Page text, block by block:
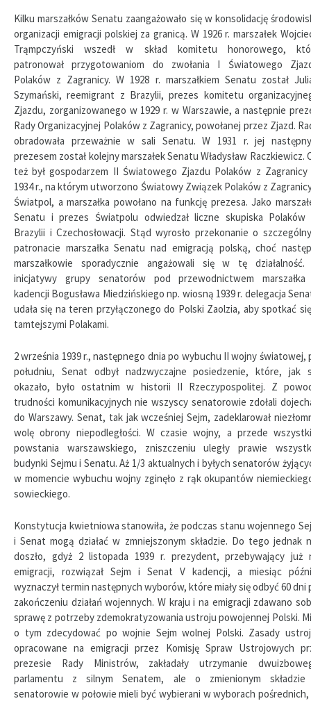
Kilku marszałków Senatu zaangażowało się w konsolidację
organizacji emigracji polskiej za granicą. W 1926 r. marszałek
Trąmpczyński wszedł w skład komitetu honorowego,
patronował przygotowaniom do zwołania I Światowego
Polaków z Zagranicy. W 1928 r. marszałkiem Senatu został
Szymański, reemigrant z Brazylii, prezes komitetu
Zjazdu, zorganizowanego w 1929 r. w Warszawie, a następnie
Rady Organizacyjnej Polaków z Zagranicy, powołanej przez Zjazd.
obradowała przeważnie w sali Senatu. W 1931 r. jej
prezesem został kolejny marszałek Senatu Władysław Raczkiewicz.
też był gospodarzem II Światowego Zjazdu Polaków z
1934 r., na którym utworzono Światowy Związek Polaków z
Światpol, a marszałka powołano na funkcję prezesa. Jako
Senatu i prezes Światpolu odwiedzał liczne skupiska Polaków
Brazylii i Czechosłowacji. Stąd wyrosło przekonanie o
patronacie marszałka Senatu nad emigracją polską, choć
marszałkowie sporadycznie angażowali się w tę
inicjatywy grupy senatorów pod przewodnictwem
kadencji Bogusława Miedzińskiego np. wiosną 1939 r. delegacja
udała się na teren przyłączonego do Polski Zaolzia, aby spotkać
tamtejszymi Polakami.
2 września 1939 r., następnego dnia po wybuchu II wojny światowej,
południu, Senat odbył nadzwyczajne posiedzenie, które, jak
okazało, było ostatnim w historii II Rzeczypospolitej. Z
trudności komunikacyjnych nie wszyscy senatorowie zdołali
do Warszawy. Senat, tak jak wcześniej Sejm, zadeklarował
wolę obrony niepodległości. W czasie wojny, a przede
powstania warszawskiego, zniszczeniu uległy prawie
budynki Sejmu i Senatu. Aż 1/3 aktualnych i byłych senatorów
w momencie wybuchu wojny zginęło z rąk okupantów
sowieckiego.
Konstytucja kwietniowa stanowiła, że podczas stanu wojennego
i Senat mogą działać w zmniejszonym składzie. Do tego jednak
doszło, gdyż 2 listopada 1939 r. prezydent, przebywający już
emigracji, rozwiązał Sejm i Senat V kadencji, a miesiąc
wyznaczył termin następnych wyborów, które miały się odbyć 60 dni
zakończeniu działań wojennych. W kraju i na emigracji zdawano
sprawę z potrzeby zdemokratyzowania ustroju powojennej Polski.
o tym zdecydować po wojnie Sejm wolnej Polski. Zasady
opracowane na emigracji przez Komisję Spraw Ustrojowych
prezesie Rady Ministrów, zakładały utrzymanie
parlamentu z silnym Senatem, ale o zmienionym
senatorowie w połowie mieli być wybierani w wyborach